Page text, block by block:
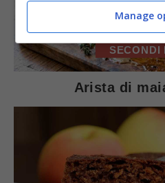
SECONDI
Arista di
Manage